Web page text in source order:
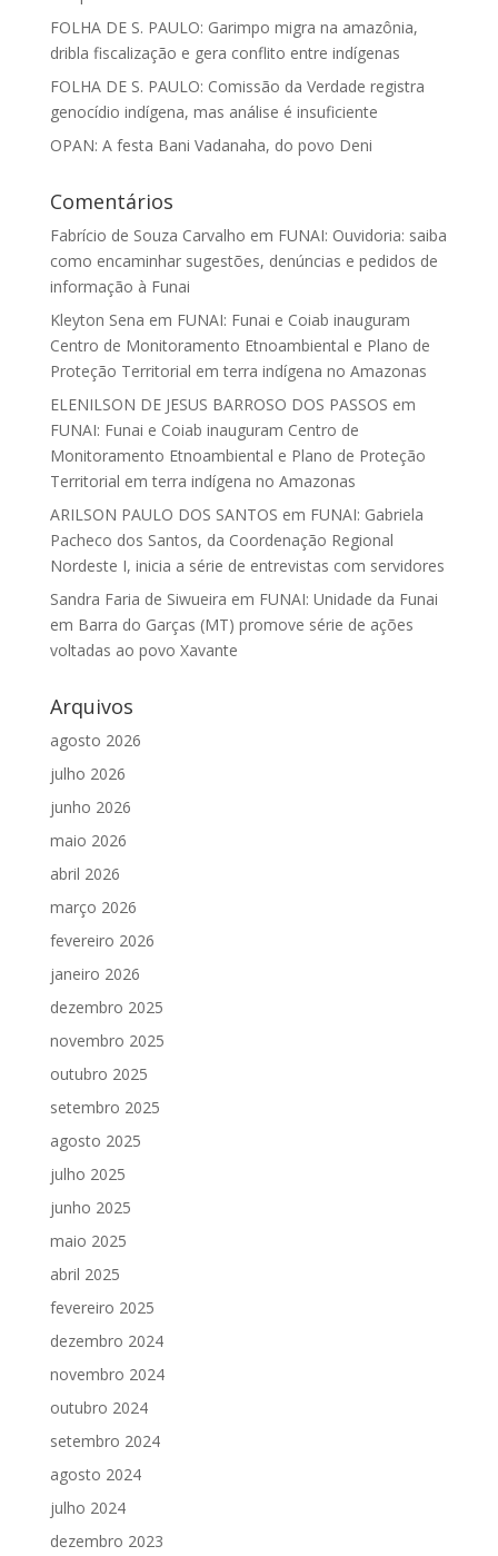
FOLHA DE S. PAULO: Garimpo migra na amazônia,
dribla fiscalização e gera conflito entre indígenas
FOLHA DE S. PAULO: Comissão da Verdade registra
genocídio indígena, mas análise é insuficiente
OPAN: A festa Bani Vadanaha, do povo Deni
Comentários
Fabrício de Souza Carvalho em FUNAI: Ouvidoria: saiba
como encaminhar sugestões, denúncias e pedidos de
informação à Funai
Kleyton Sena em FUNAI: Funai e Coiab inauguram
Centro de Monitoramento Etnoambiental e Plano de
Proteção Territorial em terra indígena no Amazonas
ELENILSON DE JESUS BARROSO DOS PASSOS em
FUNAI: Funai e Coiab inauguram Centro de
Monitoramento Etnoambiental e Plano de Proteção
Territorial em terra indígena no Amazonas
ARILSON PAULO DOS SANTOS em FUNAI: Gabriela
Pacheco dos Santos, da Coordenação Regional
Nordeste I, inicia a série de entrevistas com servidores
Sandra Faria de Siwueira em FUNAI: Unidade da Funai
em Barra do Garças (MT) promove série de ações
voltadas ao povo Xavante
Arquivos
agosto 2026
julho 2026
junho 2026
maio 2026
abril 2026
março 2026
fevereiro 2026
janeiro 2026
dezembro 2025
novembro 2025
outubro 2025
setembro 2025
agosto 2025
julho 2025
junho 2025
maio 2025
abril 2025
fevereiro 2025
dezembro 2024
novembro 2024
outubro 2024
setembro 2024
agosto 2024
julho 2024
dezembro 2023